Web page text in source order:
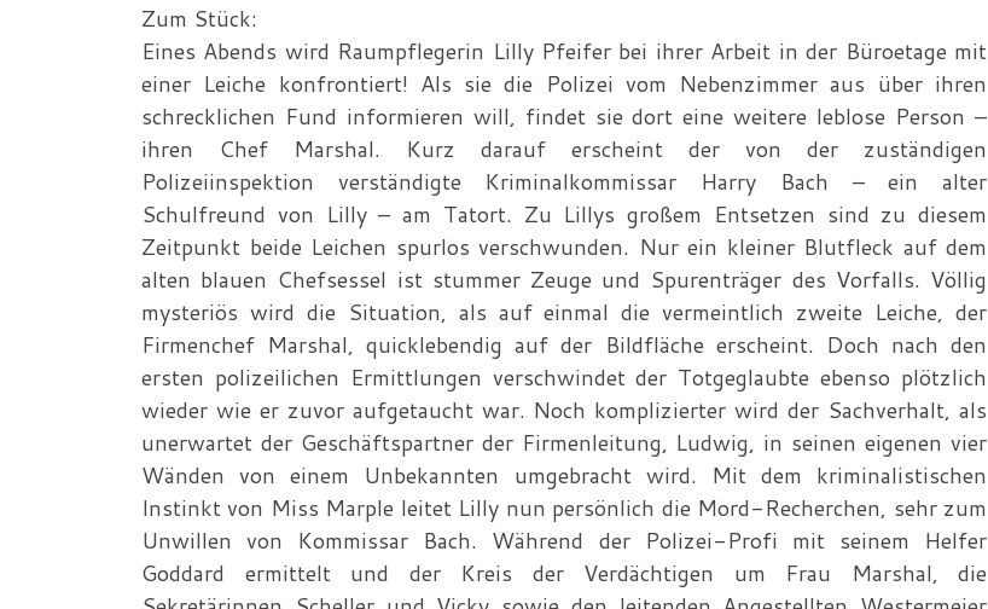
Zum Stück:
Eines Abends wird Raumpflegerin Lilly Pfeifer bei ihrer Arbeit in der Büroetage mit
einer Leiche konfrontiert! Als sie die Polizei vom Nebenzimmer aus über ihren
schrecklichen Fund informieren will, findet sie dort eine weitere leblose Person –
ihren Chef Marshal. Kurz darauf erscheint der von der zuständigen
Polizeiinspektion verständigte Kriminalkommissar Harry Bach – ein alter
Schulfreund von Lilly – am Tatort. Zu Lillys großem Entsetzen sind zu diesem
Zeitpunkt beide Leichen spurlos verschwunden. Nur ein kleiner Blutfleck auf dem
alten blauen Chefsessel ist stummer Zeuge und Spurenträger des Vorfalls. Völlig
mysteriös wird die Situation, als auf einmal die vermeintlich zweite Leiche, der
Firmenchef Marshal, quicklebendig auf der Bildfläche erscheint. Doch nach den
ersten polizeilichen Ermittlungen verschwindet der Totgeglaubte ebenso plötzlich
wieder wie er zuvor aufgetaucht war. Noch komplizierter wird der Sachverhalt, als
unerwartet der Geschäftspartner der Firmenleitung, Ludwig, in seinen eigenen vier
Wänden von einem Unbekannten umgebracht wird. Mit dem kriminalistischen
Instinkt von Miss Marple leitet Lilly nun persönlich die Mord-Recherchen, sehr zum
Unwillen von Kommissar Bach. Während der Polizei-Profi mit seinem Helfer
Goddard ermittelt und der Kreis der Verdächtigen um Frau Marshal, die